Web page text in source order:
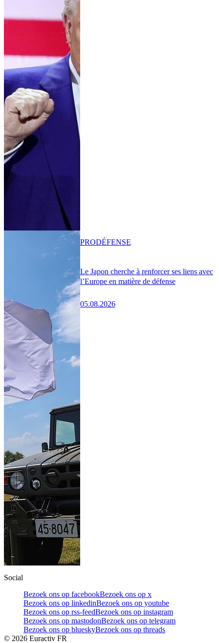
Le Japon cherche à renforcer ses liens avec
l’Europe en matière de défense
05.08.2026
PRODÉFENSE
Social
Bezoek ons op facebookBezoek ons op x
Bezoek ons op linkedinBezoek ons op youtube
Bezoek ons op rss-feedBezoek ons op instagram
Bezoek ons op mastodonBezoek ons op telegram
Bezoek ons op blueskyBezoek ons op threads
© 2026 Euractiv FR